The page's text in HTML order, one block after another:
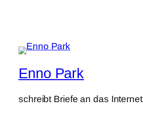
Enno Park
schreibt Briefe an das Internet